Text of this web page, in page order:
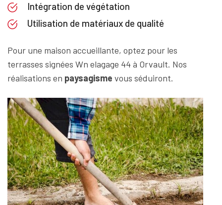
Intégration de végétation
Utilisation de matériaux de qualité
Pour une maison accueillante, optez pour les
terrasses signées Wn elagage 44 à Orvault. Nos
réalisations en paysagisme vous séduiront.